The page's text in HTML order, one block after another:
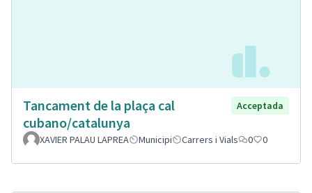
Tancament de la plaça cal
cubano/catalunya
Acceptada
XAVIER PALAU LAPREA Municipi Carrers i Vials 0 0